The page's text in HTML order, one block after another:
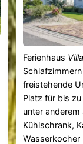
Ferienhaus
freistehende
Platz für bis
unter
Kühlschrank,
Wasserkocher